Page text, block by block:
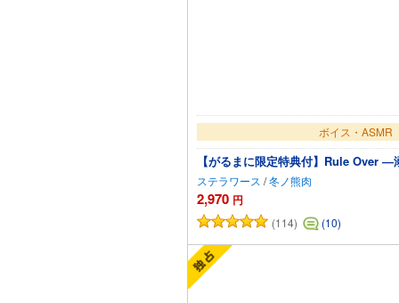
ボイス・ASMR
【がるまに限定特典付】Rule Over
ステラワース /冬ノ熊肉
2,970 円
(114) (10)カートに追加